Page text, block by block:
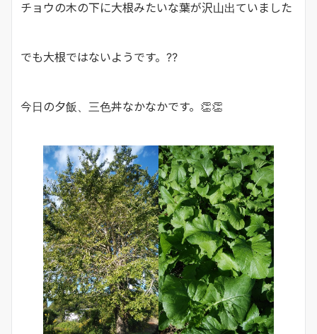
チョウの木の下に大根みたいな葉が沢山出ていました
でも大根ではないようです。⁇
今日の夕飯、三色丼なかなかです。👏👏